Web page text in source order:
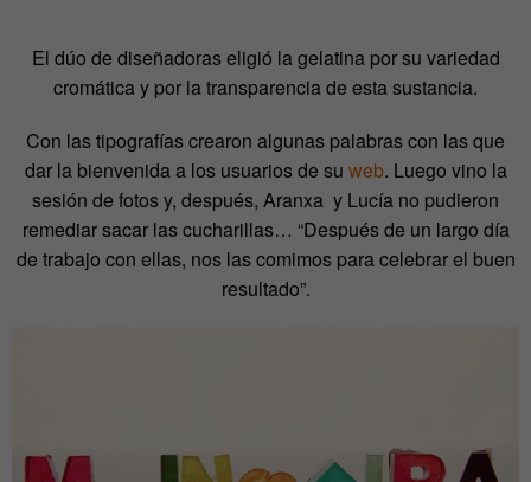
El dúo de diseñadoras eligió la gelatina por su variedad
cromática y por la transparencia de esta sustancia.
Con las tipografías crearon algunas palabras con las que
dar la bienvenida a los usuarios de su web. Luego vino la
sesión de fotos y, después, Aranxa y Lucía no pudieron
remediar sacar las cucharillas… “Después de un largo día
de trabajo con ellas, nos las comimos para celebrar el buen
resultado”.